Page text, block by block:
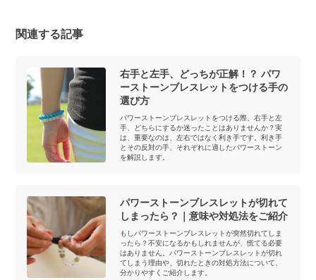
関連する記事
右手と左手、どっちが正解！？ パワ
ーストーンブレスレットをつける手の
選び方
パワーストーンブレスレットをつける際、右手と左
手、どちらにするか迷ったことはありませんか？実
は、重要なのは、左右ではなく利き手です。利き手
とその反対の手、それぞれに適したパワーストーン
を解説します。
パワーストーンブレスレットが切れて
しまったら？｜意味や対処法をご紹介
もしパワーストーンブレスレットが突然切れてしま
ったら？不安になるかもしれませんが、慌てる必要
はありません。パワーストーンブレスレットが切れ
てしまう理由や、切れたときの対処方法について、
分かりやすくご紹介します。